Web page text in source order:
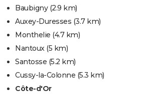
Baubigny(2.9 km)
Auxey-Duresses (3.7 km)
Monthelie (4.7 km)
Nantoux(5 km)
Santosse (5.2 km)
Cussy-la-Colonne (5.3 km)
Côte-d'Or